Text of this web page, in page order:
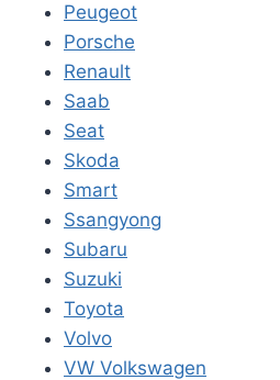
Peugeot
Porsche
Renault
Saab
Seat
Skoda
Smart
Ssangyong
Subaru
Suzuki
Toyota
Volvo
VW Volkswagen